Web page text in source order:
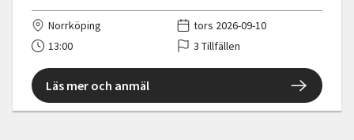
Norrköping
tors 2026-09-10
13:00
3 Tillfällen
Läs mer och anmäl